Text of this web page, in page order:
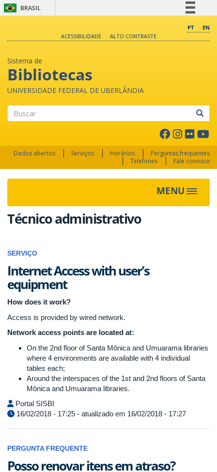
BRASIL
Comunica BR
PT
EN
ACESSIBILIDADE
ALTO CONTRASTE
Sistema de
Bibliotecas
UNIVERSIDADE FEDERAL DE UBERLÂNDIA
Dados abertos Serviços Horários
Perguntas frequentes
Telefones
Fale conosco
MENU Toggle
Técnico administrativo
SERVIÇO
Internet Access with user’s
equipment
How does it work?
Access is provided by wired network.
Network access points are located at:
On the 2nd floor of Santa Mônica and Umuarama libraries
where 4 environments are available with 4 individual
tables each;
Around the interspaces of the 1st and 2nd floors of Santa
Mônica and Umuarama libraries.
Portal SISBI
16/02/2018 - 17:25 - atualizado em 16/02/2018 - 17:27
PERGUNTA FREQUENTE
Posso renovar itens em atraso?